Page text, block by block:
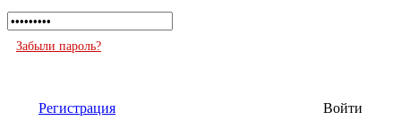
Забыли пароль?
Регистрация Войти